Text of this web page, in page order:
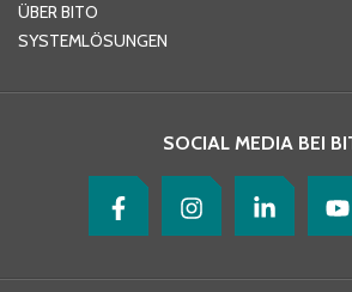
ÜBER BITO
SYSTEMLÖSUNGEN
SOCIAL MEDIA BEI